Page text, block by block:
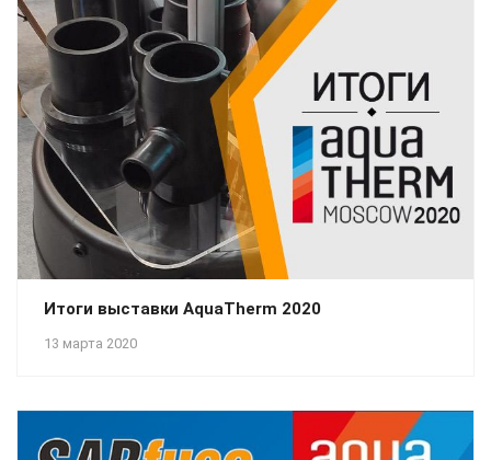
13 марта 2020
Итоги выставки AquaTherm 2020